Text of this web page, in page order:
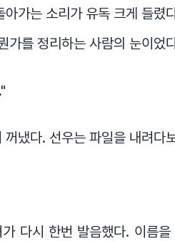
아가는 소리가 유독 크게 들
가를 정리하는 사람의 눈이었
꺼냈다. 선우는 파일을 내려다
다시 한번 발음했다. 이름